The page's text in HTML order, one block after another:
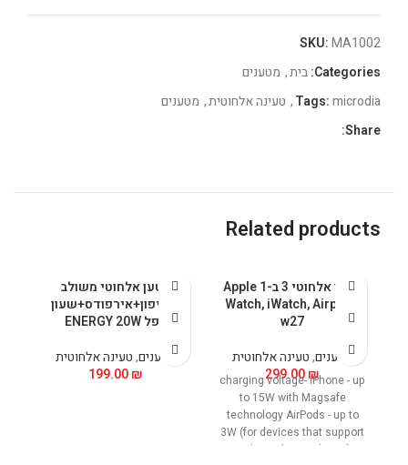
SKU:MA1002
Categories: בית, מטענים
Tags:microdia
, טעינה אלחוטית, מטענים
Share:
Related products
מטען אלחוטי 3 ב-1 Apple
Watch, iWatch, Airpods
w27
מטענים,טעינה אלחוטית
299.00₪
charging voltage- iPhone - up
to 15W with Magsafe
technology AirPods - up to
3W (for devices that support
wireless charging) Apple
מטען אלחוטי משולב
לאייפון+אירפודס+שעון
אפל ENERGY 20W
מטענים,טעינה אלחוטית
199.00₪